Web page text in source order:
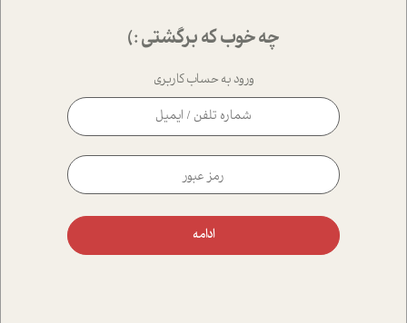
چه خوب که برگشتی :)
ورود به حساب کاربری
ادامه